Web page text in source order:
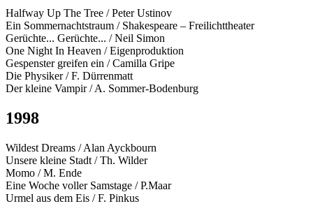
Halfway Up The Tree / Peter Ustinov
Ein Sommernachtstraum / Shakespeare – Freilichttheater
Gerüchte... Gerüchte... / Neil Simon
One Night In Heaven / Eigenproduktion
Gespenster greifen ein / Camilla Gripe
Die Physiker / F. Dürrenmatt
Der kleine Vampir / A. Sommer-Bodenburg
1998
Wildest Dreams / Alan Ayckbourn
Unsere kleine Stadt / Th. Wilder
Momo / M. Ende
Eine Woche voller Samstage / P.Maar
Urmel aus dem Eis / F. Pinkus